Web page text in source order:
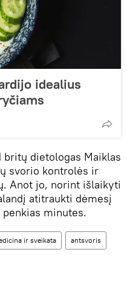
idealius
britų dietologas Maiklas
svorio kontrolės ir
Anot jo, norint išlaikyti
atitraukti dėmesį
minutes.
ir sveikata antsvoris